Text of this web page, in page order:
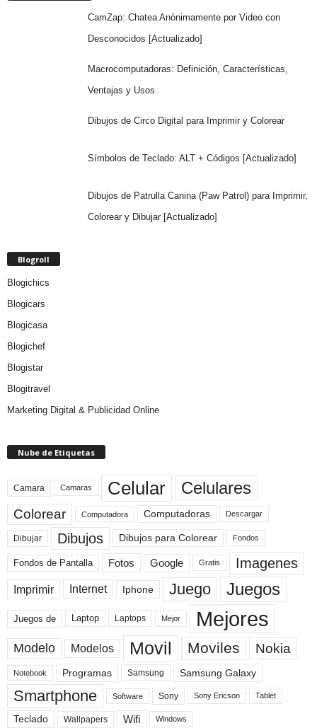
CamZap: Chatea Anónimamente por Video con
Desconocidos [Actualizado]
Macrocomputadoras: Definición, Características,
Ventajas y Usos
Dibujos de Circo Digital para Imprimir y Colorear
Símbolos de Teclado: ALT + Códigos [Actualizado]
Dibujos de Patrulla Canina (Paw Patrol) para Imprimir,
Colorear y Dibujar [Actualizado]
Blogroll
Blogichics
Blogicars
Blogicasa
Blogichef
Blogistar
Blogitravel
Marketing Digital & Publicidad Online
Nube de Etiquetas
Camara Camaras Celular Celulares
Colorear Computadora Computadoras Descargar
Dibujar Dibujos Dibujos para Colorear Fondos
Fondos de Pantalla Fotos Google Gratis Imagenes
Imprimir Internet Iphone Juego Juegos
Juegos de Laptop Laptops Mejor Mejores
Modelo Modelos Movil Moviles Nokia
Notebook Programas Samsung Samsung Galaxy
Smartphone Software Sony Sony Ericson Tablet
Teclado Wallpapers Wifi Windows